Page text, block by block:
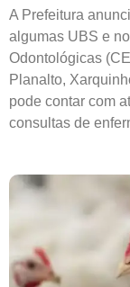
A Prefeitura
algumas UBS e
Odontológicas
Planalto,
pode contar com
consultas de